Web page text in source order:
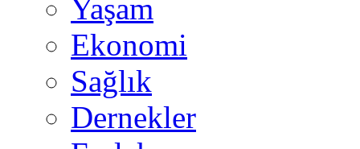
Yaşam
Ekonomi
Sağlık
Dernekler